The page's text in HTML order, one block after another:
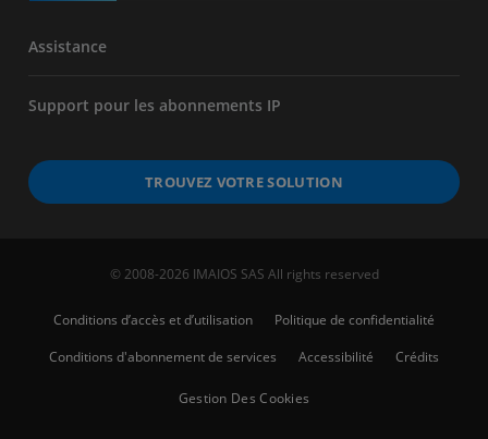
Assistance
Support pour les abonnements IP
TROUVEZ VOTRE SOLUTION
© 2008-2026 IMAIOS SAS All rights reserved
Conditions d’accès et d’utilisation
Politique de confidentialité
Conditions d'abonnement de services
Accessibilité Crédits
Gestion Des Cookies